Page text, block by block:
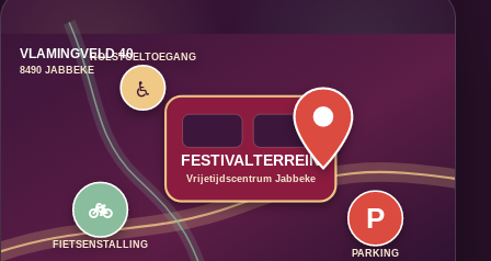
FESTIVALTERREIN
Vrijetijdscentrum Jabbeke
P
PARKING
🚲
FIETSENSTALLING
♿
ROLSTOELTOEGANG
VLAMINGVELD 40
8490 JABBEKE